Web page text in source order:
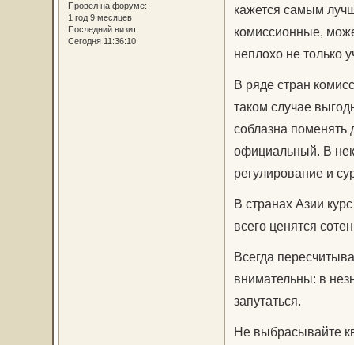
Провел на форуме:
1 год 9 месяцев
Последний визит:
Сегодня 11:36:10
кажется самым
комиссионные,
неплохо не только
В ряде стран
таком случае
соблазна поменять
официальный. В
регулирование и
В странах Азии
всего ценятся
Всегда
внимательны: в
запутаться.
Не выбрасывайте